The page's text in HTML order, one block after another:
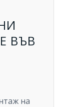
ВЪВ
на